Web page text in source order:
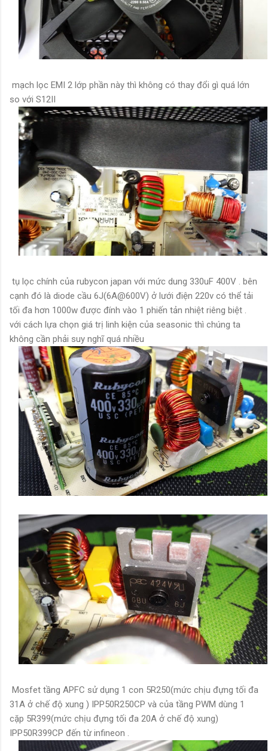
mạch lọc EMI 2 lớp phần này thì không có thay đổi gì quá lớn
so với S12II
tụ lọc chính của rubycon japan với mức dung 330uF 400V . bên
cạnh đó là diode cầu 6J(6A@600V) ở lưới điện 220v có thể tải
tối đa hơn 1000w được đính vào 1 phiến tản nhiệt riêng biệt .
với cách lựa chọn giá trị linh kiện của seasonic thì chúng ta
không cần phải suy nghĩ quá nhiều
Mosfet tầng APFC sử dụng 1 con 5R250(mức chịu đựng tối đa
31A ở chế độ xung ) IPP50R250CP và của tầng PWM dùng 1
cặp 5R399(mức chịu đựng tối đa 20A ở chế độ xung)
IPP50R399CP đến từ infineon .